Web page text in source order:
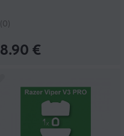
(0)
8.90 €